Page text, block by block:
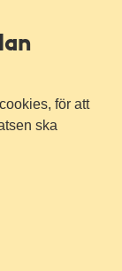
för att
ska